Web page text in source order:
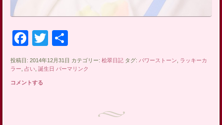
Facebook
Twitter
有
投稿日: 2014年12月31日 カテゴリー:桧翠日記 タグ: パワーストーン
ラッキーカ
ラー ,占い ,誕生日 パーマリンク
コメントする